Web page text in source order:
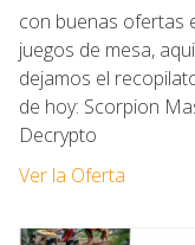
con buenas ofertas
juegos de mesa,
dejamos el
de hoy: Scorpion
Decrypto
Ver la Oferta